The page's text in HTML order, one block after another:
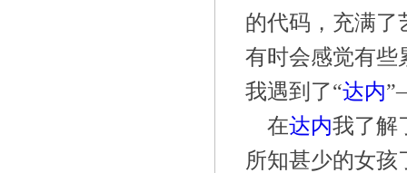
的代码，充满了
有时会感觉有些
我遇到了“达内
在达内我了解
所知甚少的女孩